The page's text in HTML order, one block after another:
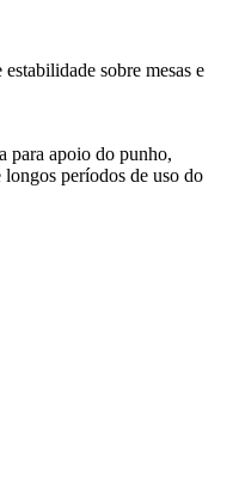
sobre mesas e
para apoio do punho,
períodos de uso do